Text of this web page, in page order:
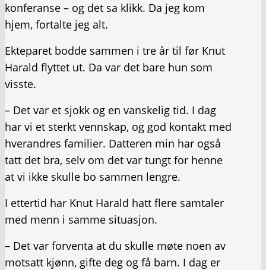
konferanse – og det sa klikk. Da jeg kom
hjem, fortalte jeg alt.
Ekteparet bodde sammen i tre år til før Knut
Harald flyttet ut. Da var det bare hun som
visste.
– Det var et sjokk og en vanskelig tid. I dag
har vi et sterkt vennskap, og god kontakt med
hverandres familier. Datteren min har også
tatt det bra, selv om det var tungt for henne
at vi ikke skulle bo sammen lengre.
I ettertid har Knut Harald hatt flere samtaler
med menn i samme situasjon.
– Det var forventa at du skulle møte noen av
motsatt kjønn, gifte deg og få barn. I dag er